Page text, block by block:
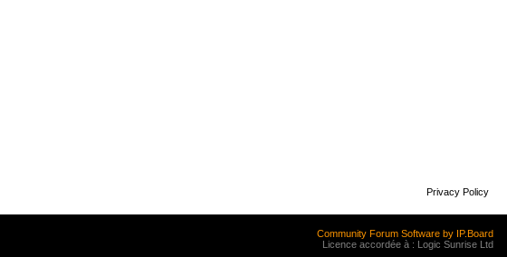
Privacy Policy
Community Forum Software by IP.Board
Licence accordée à : Logic Sunrise Ltd